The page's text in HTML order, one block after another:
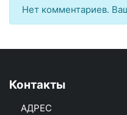
Нет комментариев.
Контакты
АДРЕС